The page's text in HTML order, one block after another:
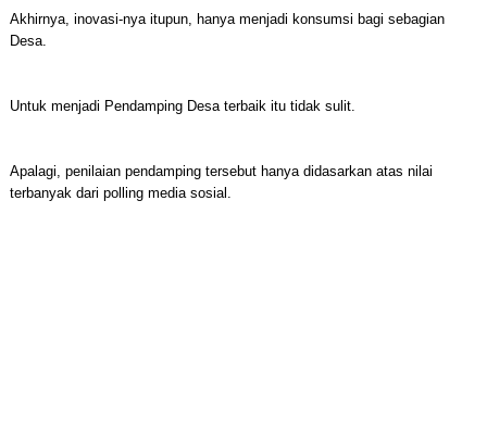
Akhirnya, inovasi-nya itupun, hanya menjadi konsumsi bagi sebagian
Desa.
Untuk menjadi Pendamping Desa terbaik itu tidak sulit.
Apalagi, penilaian pendamping tersebut hanya didasarkan atas nilai
terbanyak dari polling media sosial.